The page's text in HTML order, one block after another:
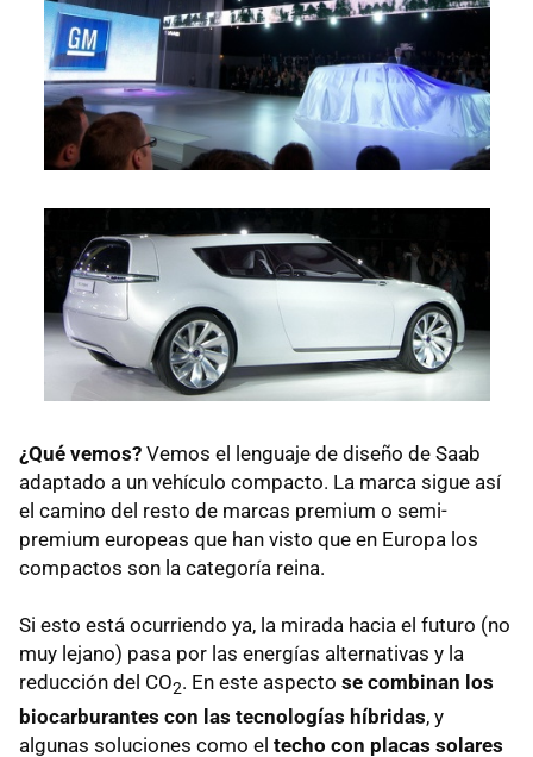
¿Qué vemos? Vemos el lenguaje de diseño de Saab
adaptado a un vehículo compacto. La marca sigue así
el camino del resto de marcas premium o semi-
premium europeas que han visto que en Europa los
compactos son la categoría reina.
Si esto está ocurriendo ya, la mirada hacia el futuro (no
muy lejano) pasa por las energías alternativas y la
reducción del CO2. En este aspecto se combinan los
biocarburantes con las tecnologías híbridas, y
algunas soluciones como el techo con placas solares